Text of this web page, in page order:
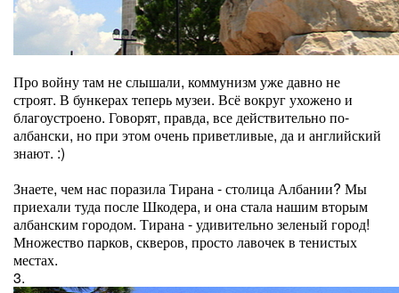
Про войну там не слышали, коммунизм уже давно не
строят. В бункерах теперь музеи. Всё вокруг ухожено и
благоустроено. Говорят, правда, все действительно по-
албански, но при этом очень приветливые, да и английский
знают. :)
Знаете, чем нас поразила Тирана - столица Албании? Мы
приехали туда после Шкодера, и она стала нашим вторым
албанским городом. Тирана - удивительно зеленый город!
Множество парков, скверов, просто лавочек в тенистых
местах.
3.